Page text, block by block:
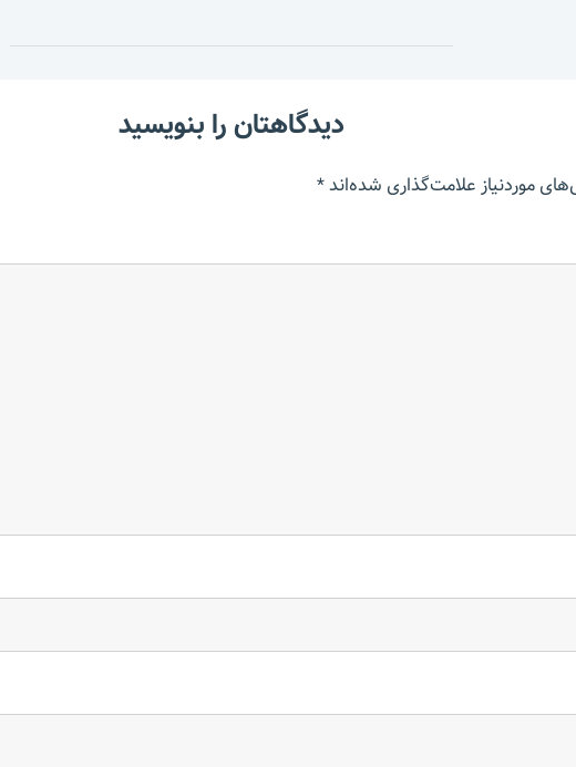
دیدگاهتان را بنویسید
موردنیاز علامت‌گذاری شده‌اند*